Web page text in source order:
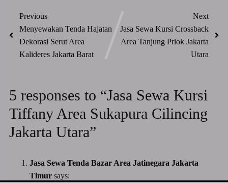
Previous
Menyewakan Tenda Hajatan
Dekorasi Serut Area
Kalideres Jakarta Barat
Next
Jasa Sewa Kursi Crossback
Area Tanjung Priok Jakarta
Utara
5 responses to “Jasa Sewa Kursi
Tiffany Area Sukapura Cilincing
Jakarta Utara”
Jasa Sewa Tenda Bazar Area Jatinegara Jakarta
Timur says: